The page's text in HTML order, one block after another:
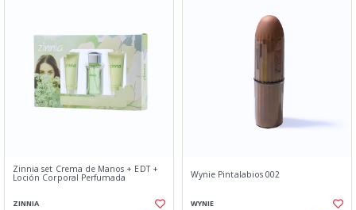
Zinnia set Crema de Manos + EDT +
Loción Corporal Perfumada
ZINNIA
Wynie Pintalabios 002
WYNIE